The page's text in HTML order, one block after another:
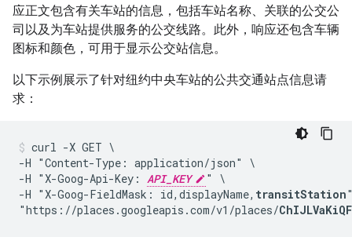
应正文包含有关车站的信息，包括车站名称、关联的公交公
司以及为车站提供服务的公交线路。此外，响应还包含车辆
图标和颜色，可用于显示公交站信息。
以下示例展示了针对纽约中央车站的公共交通站点信息请
求：
curl -X GET \
-H "Content-Type: application/json" \
-H "X-Goog-Api-Key: API_KEY
" \
-H "X-Goog-FieldMask: id,displayName, transitStation
"https://places.googleapis.com/v1/places/